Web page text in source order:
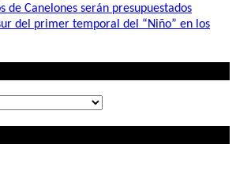
de Canelones serán presupuestados
del primer temporal del “Niño” en los